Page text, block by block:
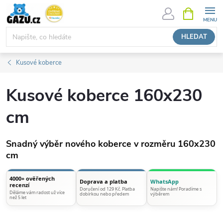
Přejít
obsah
HLEDAT
NÁKUPNÍ
KOŠÍK
Kusové koberce
Kusové koberce 160x230
cm
Snadný výběr nového koberce v rozměru 160x230
cm
4000+ ověřených
recenzí
Děláme vám radost už více
než 5 let
Doprava a platba
Doručení od 129 Kč. Platba
dobírkou nebo předem
WhatsApp
Napište nám! Poradíme s
výběrem